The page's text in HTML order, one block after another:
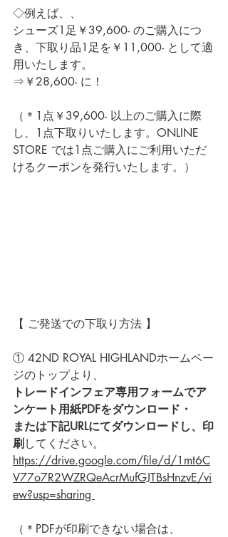
◇例えば、、
シューズ1足￥39,600- のご購入につ
き、下取り品1足を￥11,000- として適
用いたします。
⇒￥28,600- に！
（＊1点￥39,600- 以上のご購入に際
し、1点下取りいたします。ONLINE
STORE では1点ご購入にご利用いただ
けるクーポンを発行いたします。）
【 ご発送での下取り方法 】
① 42ND ROYAL HIGHLANDホームペー
ジのトップより、
トレードインフェア専用フォームでア
ンケート用紙PDFをダウンロード・
または下記URLにてダウンロードし、印
刷してください。
https://drive.google.com/file/d/1mt6C
V77o7R2WZRQeAcrMufGJTBsHnzvE/vi
ew?usp=sharing
（ ＊PDFが印刷できない場合は、